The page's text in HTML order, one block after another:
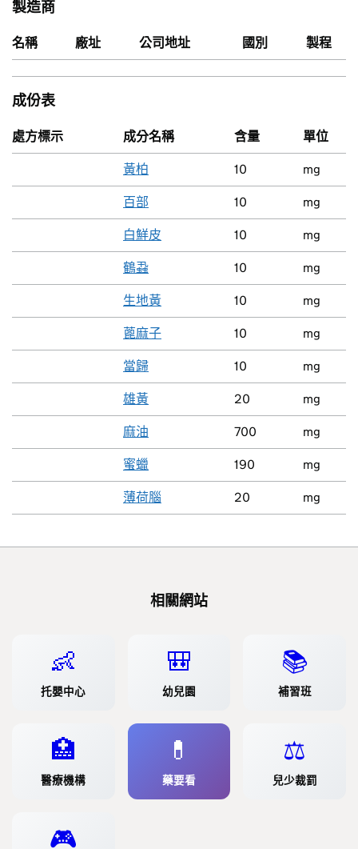
製造商
名稱 廠址 公司地址 國別 製程
成份表
處方標示 成分名稱 含量 單位
黃柏 10 mg
百部 10 mg
白鮮皮 10 mg
鶴蝨 10 mg
生地黃 10 mg
蓖麻子 10 mg
當歸 10 mg
雄黃 20 mg
麻油 700 mg
蜜蠟 190 mg
薄荷腦 20 mg
相關網站
👶
托嬰中心
🎒
幼兒園
📚
補習班
🏥
醫療機構
💊
藥要看
⚖️
兒少裁罰
🎮